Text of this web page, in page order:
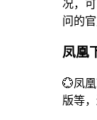
况，
问的
凤凰
💮凤
版等